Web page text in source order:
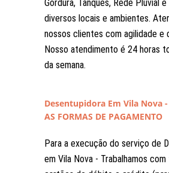
Gordura, Tanques, Rede Pluvial
diversos locais e ambientes.
nossos clientes com agilidade e
Nosso atendimento é 24 horas
da semana.
Desentupidora Em Vila Nova -
AS FORMAS DE PAGAMENTO
Para a execução do serviço de
em Vila Nova - Trabalhamos